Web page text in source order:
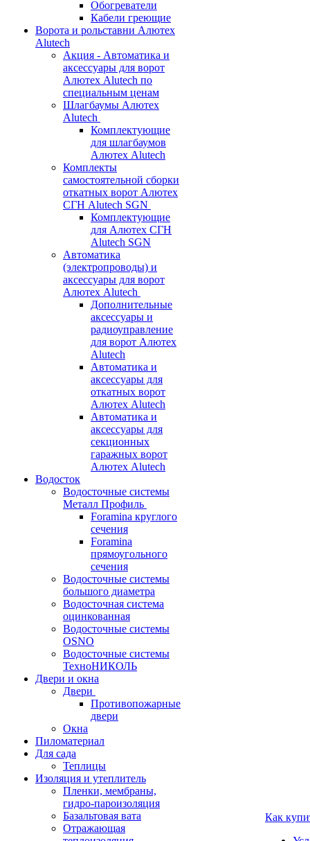
Обогреватели
Кабели греющие
Ворота и рольставни Алютех
Alutech
Акция - Автоматика и
аксессуары для ворот
Алютех Alutech по
специальным ценам
Шлагбаумы Алютех
Alutech
Комплектующие
для шлагбаумов
Алютех Alutech
Комплекты
самостоятельной сборки
откатных ворот Алютех
СГН Alutech SGN
Комплектующие
для Алютех СГН
Alutech SGN
Автоматика
(электропроводы) и
аксессуары для ворот
Алютех Alutech
Дополнительные
аксессуары и
радиоуправление
для ворот Алютех
Alutech
Автоматика и
аксессуары для
откатных ворот
Алютех Alutech
Автоматика и
аксессуары для
секционных
гаражных ворот
Алютех Alutech
Водосток
Водосточные системы
Металл Профиль
Foramina круглого
сечения
Foramina
прямоугольного
сечения
Водосточные системы
большого диаметра
Водосточная система
оцинкованная
Водосточные системы
OSNO
Водосточные системы
ТехноНИКОЛЬ
Двери и окна
Двери
Противопожарные
двери
Окна
Пиломатериал
Для сада
Теплицы
Изоляция и утеплитель
Пленки, мембраны,
гидро-пароизоляция
Базальтовая вата
Отражающая
Как